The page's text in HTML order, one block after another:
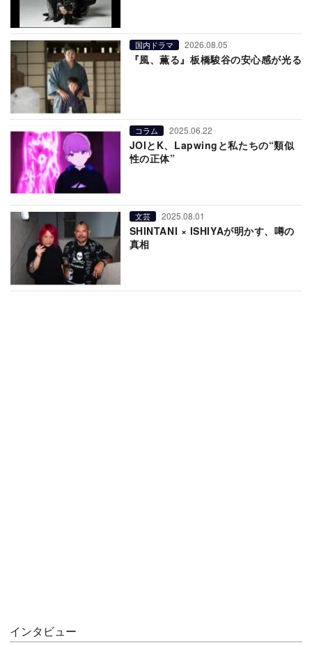
国内ドラマ 2026.08.05
『風、薫る』板橋駿谷の安心感が光る
コラム 2025.06.22
JOIとK、Lapwingと私たちの“類似
性の正体”
文芸 2025.08.01
SHINTANI × ISHIYAが明かす、噂の
真相
インタビュー